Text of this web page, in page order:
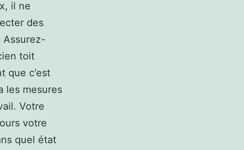
il ne
des
Assurez-
toit
que c’est
les mesures
Votre
votre
quel état